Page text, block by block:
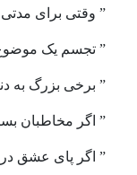
” وقتی برای مدتی
” تجسم یک موضوع
” برخی بزرگ به
” اگر مخاطبان
” اگر پای عشق در